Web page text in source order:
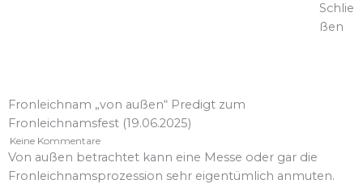
Schlie
ßen
Fronleichnam „von außen“ Predigt zum
Fronleichnamsfest (19.06.2025)
Keine Kommentare
Von außen betrachtet kann eine Messe oder gar die
Fronleichnamsprozession sehr eigentümlich anmuten.